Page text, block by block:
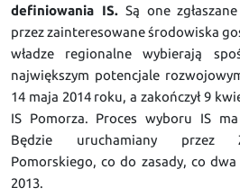
definiowania IS.Są one
przez zainteresowane środowiska
władze regionalne wybierają
największym potencjale
14 maja 2014 roku, a zakończył 9
IS Pomorza. Proces wyboru IS
Będzie uruchamiany przez
Pomorskiego, co do zasady, co
2013.